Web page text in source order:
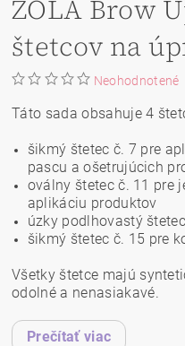
ZOLA Brow
štetcov na
Neohodnotené
Táto sada obsahuje 4
šikmý štetec č. 7 pre
pascu a ošetrujúcich
oválny štetec č. 11 pre
aplikáciu produktov
úzky podlhovastý
šikmý štetec č. 15 pre
Všetky štetce majú
odolné a nenasiakavé.
Prečítať viac